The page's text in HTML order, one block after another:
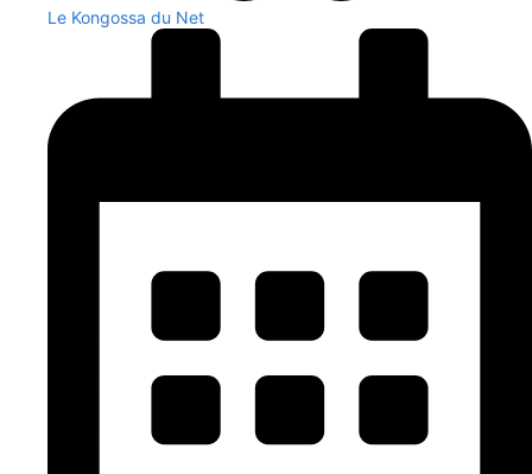
Le Kongossa du Net